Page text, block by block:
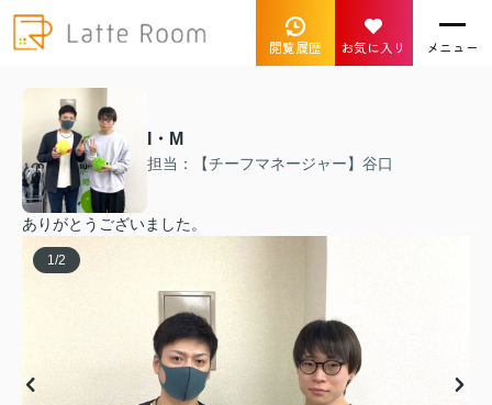
閲覧履歴 お気に入り メニュー
I・M
担当：【チーフマネージャー】谷口
ありがとうございました。
1 /2